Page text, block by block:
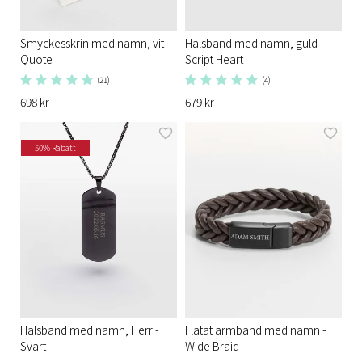
Smyckesskrin med namn, vit -
Quote
(21)
698 kr
Halsband med namn, guld -
Script Heart
(4)
679 kr
50% Rabatt
Halsband med namn, Herr -
Svart
Flätat armband med namn -
Wide Braid